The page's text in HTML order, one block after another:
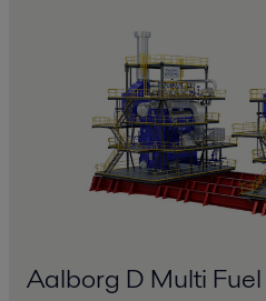
Aalborg D Multi Fuel